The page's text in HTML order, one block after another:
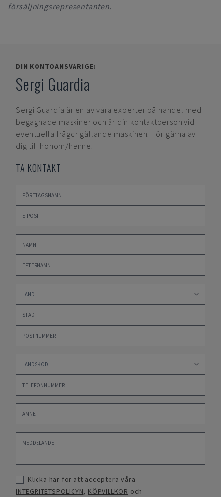
försäljningsrepresentanten.
DIN KONTOANSVARIGE:
Sergi Guardia
Sergi Guardia är en av våra experter på handel med
begagnade maskiner och är din kontaktperson vid
eventuella frågor gällande maskinen. Hör gärna av
dig till honom/henne.
TA KONTAKT
Klicka här för att acceptera våra
INTEGRITETSPOLICYN, KÖPVILLKOR och